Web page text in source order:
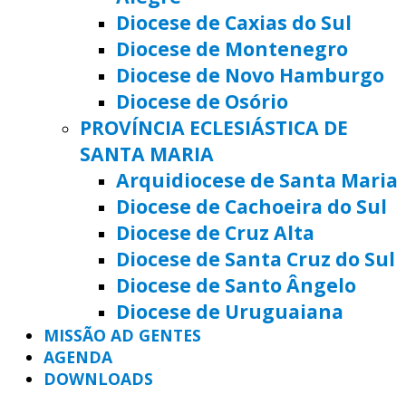
Diocese de Caxias do Sul
Diocese de Montenegro
Diocese de Novo Hamburgo
Diocese de Osório
PROVÍNCIA ECLESIÁSTICA DE
SANTA MARIA
Arquidiocese de Santa Maria
Diocese de Cachoeira do Sul
Diocese de Cruz Alta
Diocese de Santa Cruz do Sul
Diocese de Santo Ângelo
Diocese de Uruguaiana
MISSÃO AD GENTES
AGENDA
DOWNLOADS